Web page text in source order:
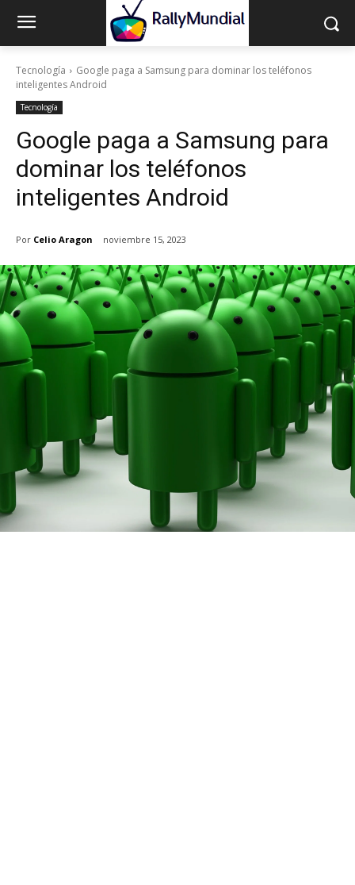
Tecnología
Google paga a Samsung para dominar los teléfonos
inteligentes Android
Tecnología
Google paga a Samsung para
dominar los teléfonos
inteligentes Android
Por Celio Aragon noviembre 15, 2023